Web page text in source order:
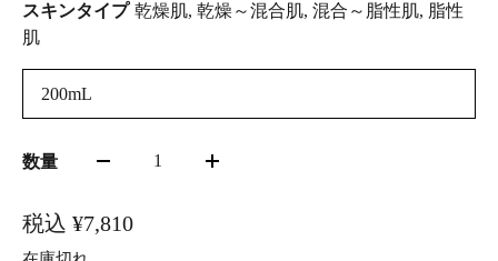
スキンタイプ 乾燥肌, 乾燥～混合肌, 混合～脂性肌, 脂性
肌
200mL
数量 1
税込 ¥7,810